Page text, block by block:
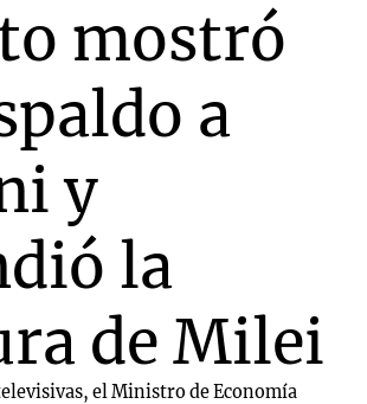
mostró
a
y
la
de Milei
el Ministro de Economía